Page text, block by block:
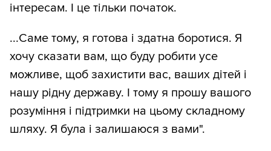
інтересам. І це тільки початок.
...Саме тому, я готова і здатна боротися. Я
хочу сказати вам, що буду робити усе
можливе, щоб захистити вас, ваших дітей і
нашу рідну державу. І тому я прошу вашого
розуміння і підтримки на цьому складному
шляху. Я була і залишаюся з вами".